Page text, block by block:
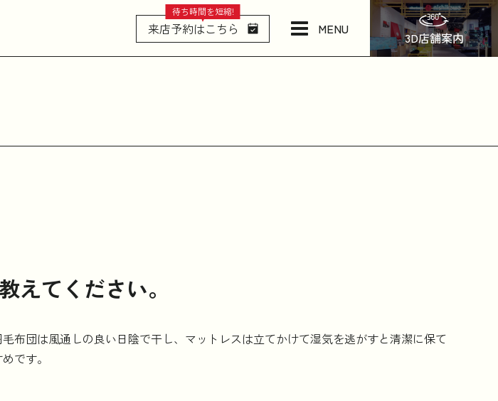
待ち時間を短縮!
来店予約はこちら MENU
3D店舗案内
えてください。
布団は風通しの良い日陰で干し、マットレスは立てかけて湿気を逃がすと清潔に保て
です。